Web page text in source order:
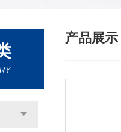
产品展示